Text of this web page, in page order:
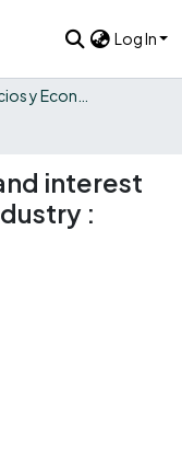
Log In
interest
: